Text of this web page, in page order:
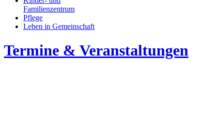
Familienzentrum
Pflege
Leben in Gemeinschaft
Termine & Veranstaltungen